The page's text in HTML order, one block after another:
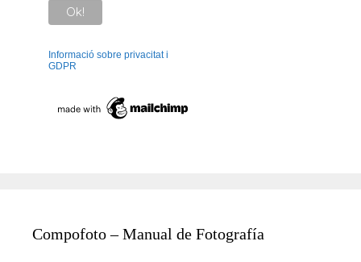
Informació sobre privacitat i
GDPR
Compofoto – Manual de Fotografía